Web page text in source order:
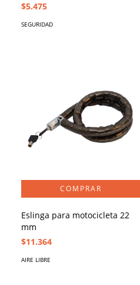
$5.475
SEGURIDAD
Eslinga para motocicleta 22
mm
$11.364
AIRE LIBRE